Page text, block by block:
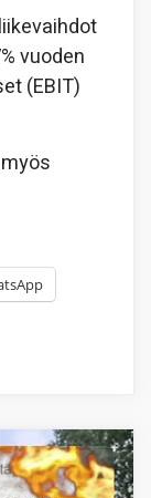
vuoden
(EBIT)